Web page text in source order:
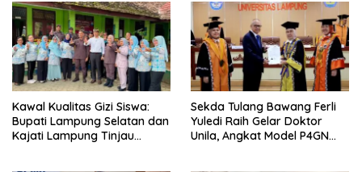
Lampung
Kawal Kualitas Gizi Siswa:
Bupati Lampung Selatan dan
Kajati Lampung Tinjau
Sekda Tulang Bawang Ferli
Yuledi Raih Gelar Doktor
Unila, Angkat Model P4GN